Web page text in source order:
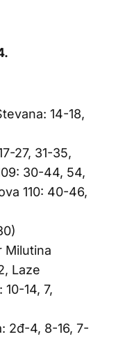
14-18,
27, 31-35,
30-44, 54,
110: 40-46,
Milutina
Laze
14, 7,
2đ-4, 8-16, 7-